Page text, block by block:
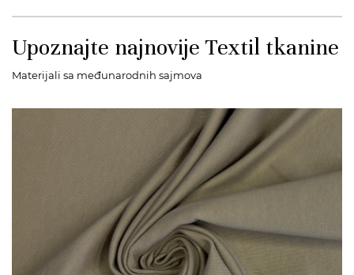
Upoznajte najnovije Textil tkanine
Materijali sa međunarodnih sajmova